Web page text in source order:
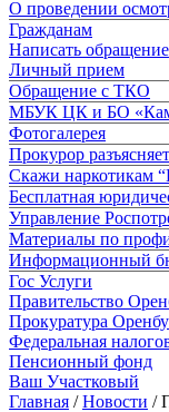
О проведении
Гражданам
Написать обращение
Личный прием
Обращение с ТКО
МБУК ЦК и БО
Фотогалерея
Прокурор разъясняет
Скажи наркотикам
Бесплатная
Управление
Материалы по
Информационный
Гос Услуги
Правительство
Прокуратура
Федеральная
Пенсионный фонд
Ваш Участковый
Главная /Новости /